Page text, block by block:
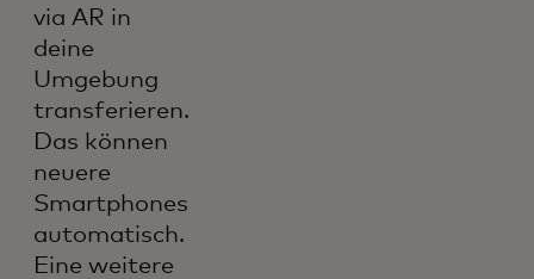
via AR in
deine
Umgebung
transferieren.
Das können
neuere
Smartphones
automatisch.
Eine weitere